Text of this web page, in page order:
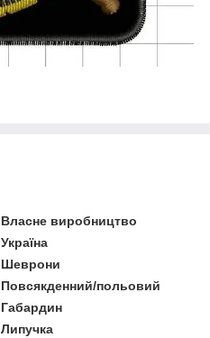
Власне виробництво
Україна
Шеврони
Повсякденний/польовий
Габардин
Липучка